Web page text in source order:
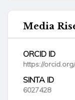
Media
ORCID ID
https://
SINTA ID
6027428